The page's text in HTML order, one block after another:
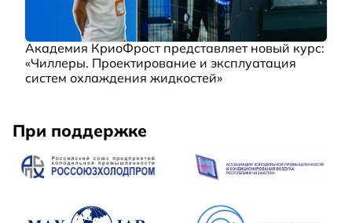
Академия КриоФрост представляет новый курс:
«Чиллеры. Проектирование и эксплуатация
систем охлаждения жидкостей»
При поддержке